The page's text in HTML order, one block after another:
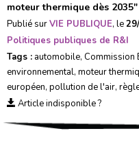
moteur thermique dès 2035"
Publié surVIE PUBLIQUE, le
Politiques publiques de R&I
Tags : automobile, Commission
environnemental, moteur
européen, pollution de l'air,
Article indisponible ?